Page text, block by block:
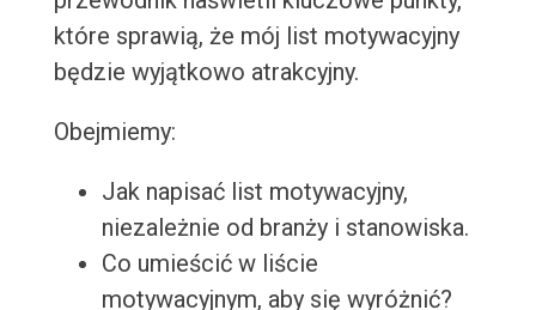
które sprawią, że mój list motywacyjny
będzie wyjątkowo atrakcyjny.
Obejmiemy:
Jak napisać list motywacyjny,
niezależnie od branży i stanowiska.
Co umieścić w liście
motywacyjnym, aby się wyróżnić?